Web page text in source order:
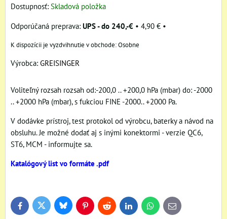
Dostupnosť: Skladová položka
UPS - do 240,-€ • 4,90 € •
Osobne
Výrobca: GREISINGER
Voliteľný rozsah rozsah od:-200,0 .. +200,0 hPa (mbar) do: -2000
.. +2000 hPa (mbar), s fukciou FINE -2000.. +2000 Pa.
V dodávke prístroj, test protokol od výrobcu, baterky a návod na
obsluhu. Je možné dodať aj s inými konektormi - verzie QC6,
ST6, MCM - informujte sa.
Katalógový list vo formáte .pdf
FacebookTwitter BlueskyPinterestReddit LinkedInWhatsApp
E-
mail